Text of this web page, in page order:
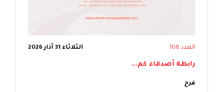
العدد 108 الثلاثاء 31 آذار 2026
رابطة أصدقاء كم...
فرح